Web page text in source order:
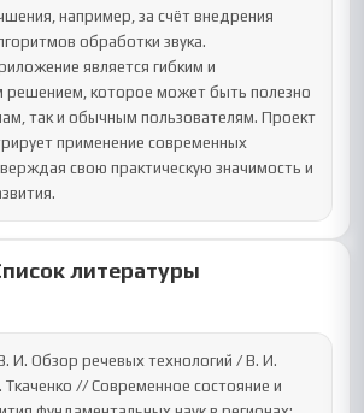
например, за счёт внедрения
обработки звука.
является гибким и
которое может быть полезно
так и обычным пользователям. Проект
применение современных
свою практическую значимость и
литературы
// Современное состояние и